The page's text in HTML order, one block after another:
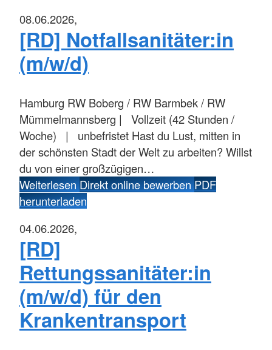
08.06.2026,
[RD] Notfallsanitäter:in
(m/w/d)
Hamburg RW Boberg / RW Barmbek / RW
Mümmelmannsberg | Vollzeit (42 Stunden /
Woche) | unbefristet Hast du Lust, mitten in
der schönsten Stadt der Welt zu arbeiten? Willst
du von einer großzügigen…
WeiterlesenDirekt online bewerbenPDF
herunterladen
04.06.2026,
[RD]
Rettungssanitäter:in
(m/w/d) für den
Krankentransport